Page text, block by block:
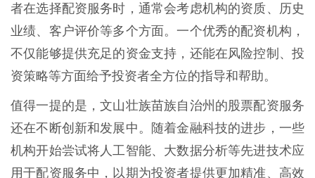
者在选择配资服务时，通常会考虑机构的资质、历史
业绩、客户评价等多个方面。一个优秀的配资机构，
不仅能够提供充足的资金支持，还能在风险控制、投
资策略等方面给予投资者全方位的指导和帮助。
值得一提的是，文山壮族苗族自治州的股票配资服务
还在不断创新和发展中。随着金融科技的进步，一些
机构开始尝试将人工智能、大数据分析等先进技术应
用于配资服务中，以期为投资者提供更加精准、高效